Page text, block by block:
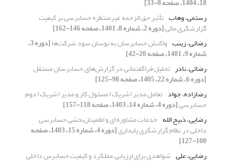
رستمی، وهاب تأثیر حق الزحمه غیرمنتظره حسابرسی بر کیفیت
گزارشگری مالی[دوره 2، شماره 8، 1401، صفحه 146-162]
رضائی، زینب واکنش حسابرسان به نوسان سود شرکت‌ها [دوره 3،
شماره 9، 1401، صفحه 20-42]
رضائی، نادر تحلیل فراگفتمانی در گزارش‌های حسابرسان مستقل
[دوره 6، شماره 22، 1405، صفحه 98-125]
رضازاده، جواد تعامل مدیر (شریک) مسئول کار و مدیر (شریک) دوم
حسابرسی[دوره 4، شماره 14، 1403، صفحه 118-157]
رضایی، ذبیح الله خدمات مشاوره ای و اطمینان‌بخشی حسابرسی
داخلی در نظام گزارشگری پایداری [دوره 4، شماره 15، 1403، صفحه
100-127]
رضایی، علی شواهدی برای ارزیابی عملکرد و کیفیت حسابرس داخلی